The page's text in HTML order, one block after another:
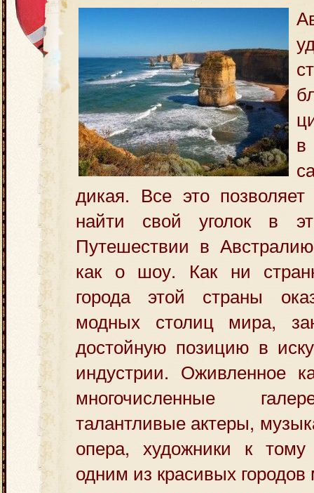
дикая. Все это позволяет
найти свой уголок в
Путешествии в
как о шоу. Как ни
города этой страны
модных столиц мира,
достойную позицию в
индустрии. Оживленное
многочисленные
талантливые актеры,
опера, художники к
одним из красивых